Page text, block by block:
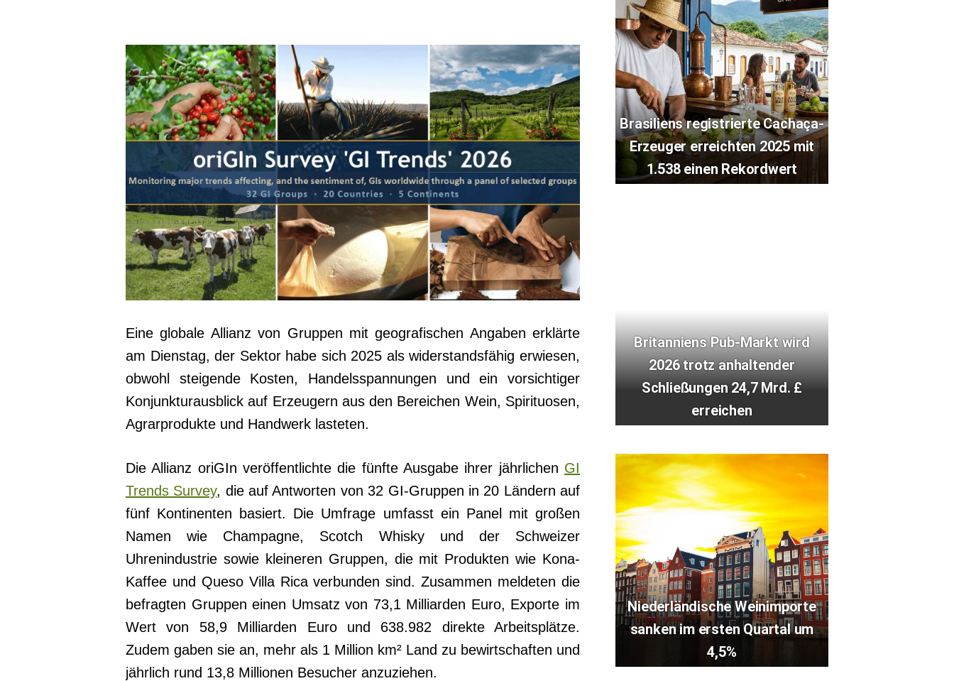
Eine globale Allianz von Gruppen mit geografischen Angaben erklärte
am Dienstag, der Sektor habe sich 2025 als widerstandsfähig erwiesen,
obwohl steigende Kosten, Handelsspannungen und ein vorsichtiger
Konjunkturausblick auf Erzeugern aus den Bereichen Wein, Spirituosen,
Agrarprodukte und Handwerk lasteten.
Die Allianz oriGIn veröffentlichte die fünfte Ausgabe ihrer jährlichen GI
Trends Survey, die auf Antworten von 32 GI-Gruppen in 20 Ländern auf
fünf Kontinenten basiert. Die Umfrage umfasst ein Panel mit großen
Namen wie Champagne, Scotch Whisky und der Schweizer
Uhrenindustrie sowie kleineren Gruppen, die mit Produkten wie Kona-
Kaffee und Queso Villa Rica verbunden sind. Zusammen meldeten die
befragten Gruppen einen Umsatz von 73,1 Milliarden Euro, Exporte im
Wert von 58,9 Milliarden Euro und 638.982 direkte Arbeitsplätze.
Zudem gaben sie an, mehr als 1 Million km² Land zu bewirtschaften und
jährlich rund 13,8 Millionen Besucher anzuziehen.
Brasiliens registrierte Cachaça-
Erzeuger erreichten 2025 mit
1.538 einen Rekordwert
Britanniens Pub-Markt wird
2026 trotz anhaltender
Schließungen 24,7 Mrd. £
erreichen
Niederländische Weinimporte
sanken im ersten Quartal um
4,5%